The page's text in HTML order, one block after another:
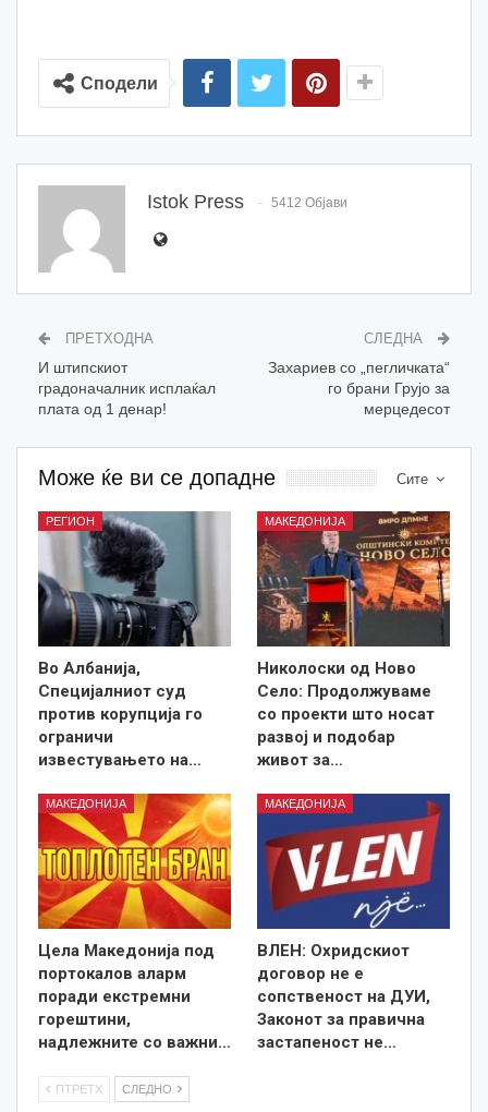
Сподели
Istok Press 5412 Објави
ПРЕТХОДНА
И штипскиот
градоначалник исплаќал
плата од 1 денар!
СЛЕДНА
Захариев со „пегличката“
го брани Грујо за
мерцедесот
Сите
Може ќе ви се допадне
РЕГИОН
Во Албанија,
Специјалниот суд
против корупција го
ограничи
известувањето на…
МАКЕДОНИЈА
Николоски од Ново
Село: Продолжуваме
со проекти што носат
развој и подобар
живот за…
МАКЕДОНИЈА
Цела Македонија под
портокалов аларм
поради екстремни
горештини,
надлежните со важни…
МАКЕДОНИЈА
ВЛЕН: Охридскиот
договор не е
сопственост на ДУИ,
Законот за правична
застапеност не…
ПТРЕТХ СЛЕДНО